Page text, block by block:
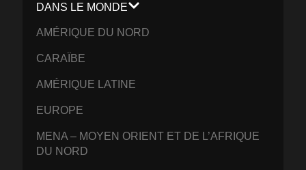
DANS LE MONDE
AMÉRIQUE DU NORD
CARAÏBE
AMÉRIQUE LATINE
EUROPE
MENA – MOYEN ORIENT ET DE L’AFRIQUE
DU NORD